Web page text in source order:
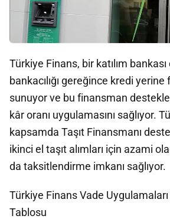
Türkiye Finans, bir katılım bankası
bankacılığı gereğince kredi
sunuyor ve bu finansman
kâr oranı uygulamasını sağlıyor.
kapsamda Taşıt Finansmanı
ikinci el taşıt alımları için azami
da taksitlendirme imkanı sağlıyor.
Türkiye Finans Vade
Tablosu